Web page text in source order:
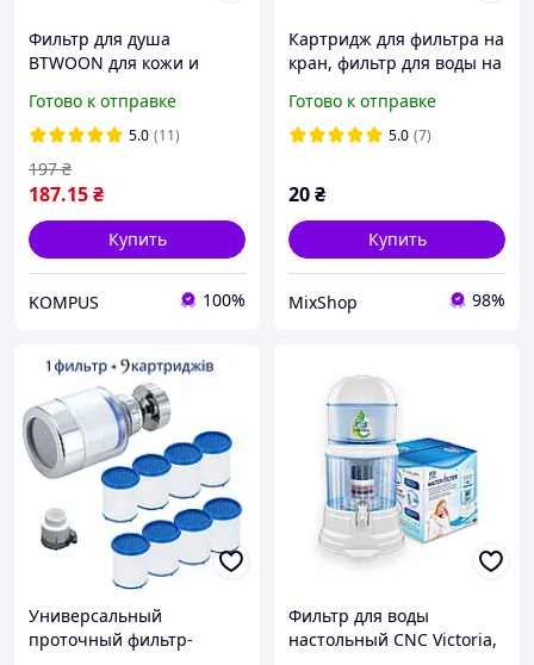
Фильтр для душа
BTWOON для кожи и
Готово к отправке
5.0 (11)
187.15₴
197 ₴
Купить
KOMPUS 100%
Картридж для фильтра на
кран, фильтр для воды на
розница)
Готово к отправке
5.0 (7)
20₴
Купить
MixShop 98%
Универсальный
проточный фильтр-
Фильтр для воды
настольный CNC Victoria,